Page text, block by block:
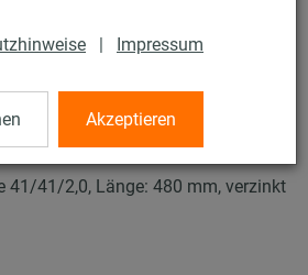
| Impressum
Akzeptieren
7 / 64
41/41/2,0, Länge: 480 mm, verzinkt